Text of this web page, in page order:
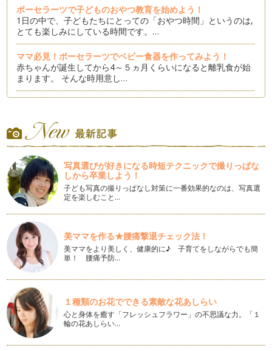
ポーセラーツで子どものおやつ教育を始めよう！
1日の中で、子どもたちにとっての「おやつ時間」というのは,
とても楽しみにしている時間です。…
ママ必見！ポーセラーツでベビー食器を作ってみよう！
赤ちゃんが誕生してから4～５ヵ月くらいになると離乳食が始
まります。 そんな時用意し…
透明のガラスボールを吊り下げるイン…
簡単！ポーセラーツでかわいいヘアゴムを作ってみよう！
ゴールデンウィークが終了し、ほっと一息という方も多いので
はないでしょうか？ ママは…
ポーセラーツで楽しむ母の日のティータイム！
2017年5月14日は母の日です。 皆さん、ご自分の母親に母の
日のプレゼントを贈ら…
ポーセラーツで春から始める楽しいお小遣い教育！
寒い冬も終わり、暖かい春がやってきました。 この季節は何
をするのもウキウキしてしま…
ポーセラーツでペットフードボウルを作ってみよう！
最近夕方に外で子どもを遊ばせていると、行きかう人のほとん
どの方が犬を連れていらっしゃいます…
初心者でも簡単！ポーセラーツ作品の写真を撮ってみよう！
Vol2
写真選びが好きになる時短テクニックで撮りっぱな
しから卒業しよう！
子ども写真の撮りっぱなし対策に一番効果的なのは、写真選
定を楽しむこと…
美ママを作る★腰痛撃退チェック法！
美ママをより美しく、健康的に♪ 子育てをしながらでも簡
単！ 腰痛予防…
１種類のお花でできる素敵な花あしらい
心と身体を癒す「フレッシュフラワー」の不思議な力。「１
輪の花あしらい…